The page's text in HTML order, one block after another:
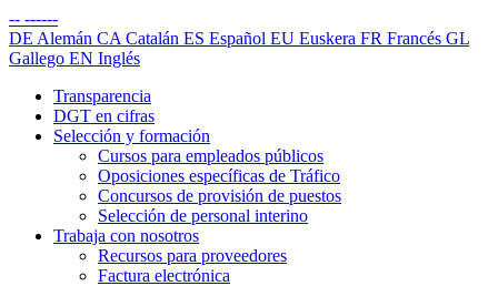
-- ------
DE Alemán CA Catalán ES Español EU Euskera FR Francés GL
Gallego EN Inglés
Transparencia
DGT en cifras
Selección y formación
Cursos para empleados públicos
Oposiciones específicas de Tráfico
Concursos de provisión de puestos
Selección de personal interino
Trabaja con nosotros
Recursos para proveedores
Factura electrónica